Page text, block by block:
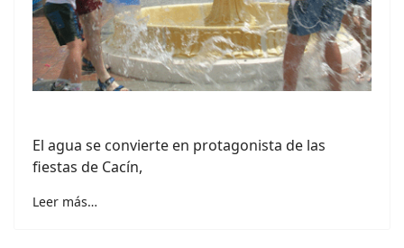
El agua se convierte en protagonista de las
fiestas de Cacín,
Leer más…